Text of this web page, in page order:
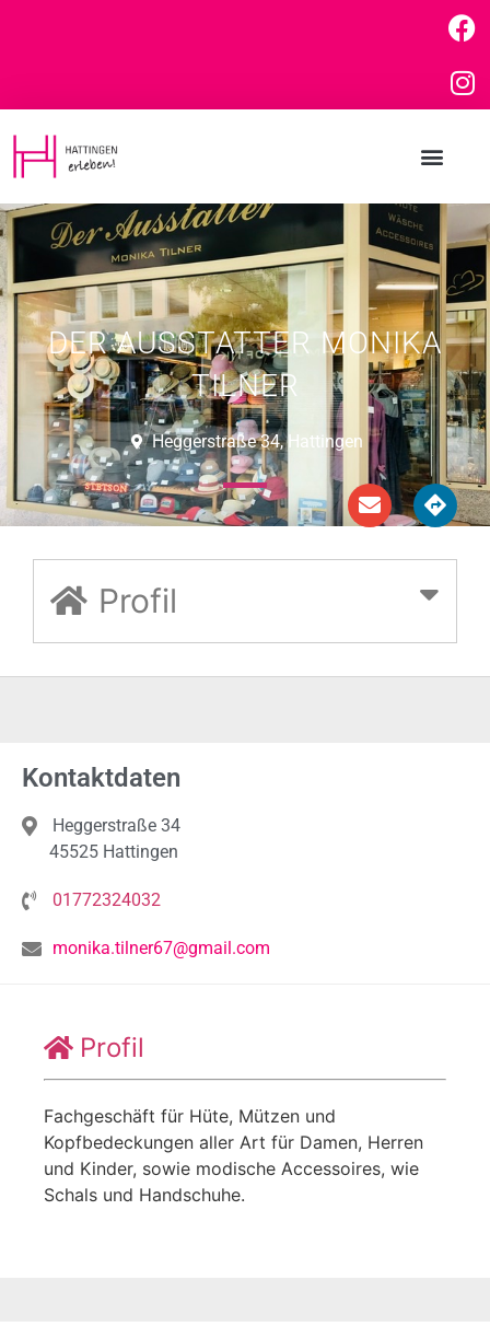
DER AUSSTATTER MONIKA
TILNER
Heggerstraße 34, Hattingen
Profil
Profil
Fachgeschäft für Hüte, Mützen und
Kopfbedeckungen aller Art für Damen, Herren
und Kinder, sowie modische Accessoires, wie
Schals und Handschuhe.
Kontaktdaten
Heggerstraße 34
45525 Hattingen
01772324032
monika.tilner67@gmail.com